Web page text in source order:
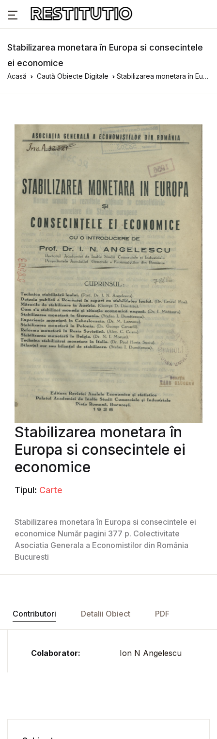
Stabilizarea monetara în Europa si consecintele
ei economice
Acasă Caută Obiecte Digitale Stabilizarea monetara în Europa si consecintele ei economice
Stabilizarea monetara în
Europa si consecintele ei
economice
Tipul: Carte
Stabilizarea monetara în Europa si consecintele ei
economice Număr pagini 377 p. Colectivitate
Asociatia Generala a Economistilor din România
Bucuresti
Contributori Detalii Obiect PDF
Colaborator: Ion N Angelescu